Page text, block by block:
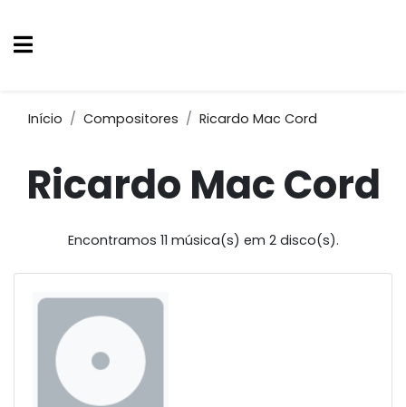
Início Compositores Ricardo Mac Cord
Ricardo Mac Cord
Encontramos 11 música(s) em 2 disco(s).